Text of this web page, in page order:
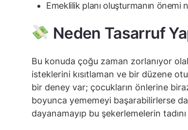
Emeklilik planı oluşturmanın önemi
Neden Tasarruf
Bu konuda çoğu zaman zorlanıyor
isteklerini kısıtlaman ve bir düzene
bir deney var; çocukların önlerine
boyunca yememeyi başarabilirlerse
dayanamayıp bu şekerlemelerin